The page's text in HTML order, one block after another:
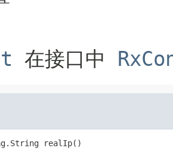
在接口中
realIp()